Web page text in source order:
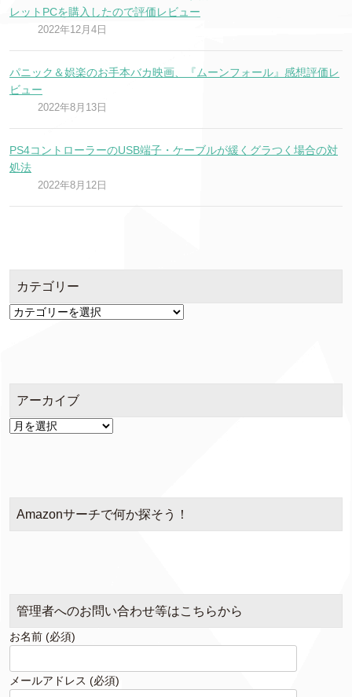
レットPCを購入したので評価レビュー
2022年12月4日
パニック＆娯楽のお手本バカ映画、『ムーンフォール』感想評価レ
ビュー
2022年8月13日
PS4コントローラーのUSB端子・ケーブルが緩くグラつく場合の対
処法
2022年8月12日
カテゴリー
カ
アーカイブ
ア
Amazonサーチで何か探そう！
管理者へのお問い合わせ等はこちらから
お名前 (必須)
メールアドレス (必須)